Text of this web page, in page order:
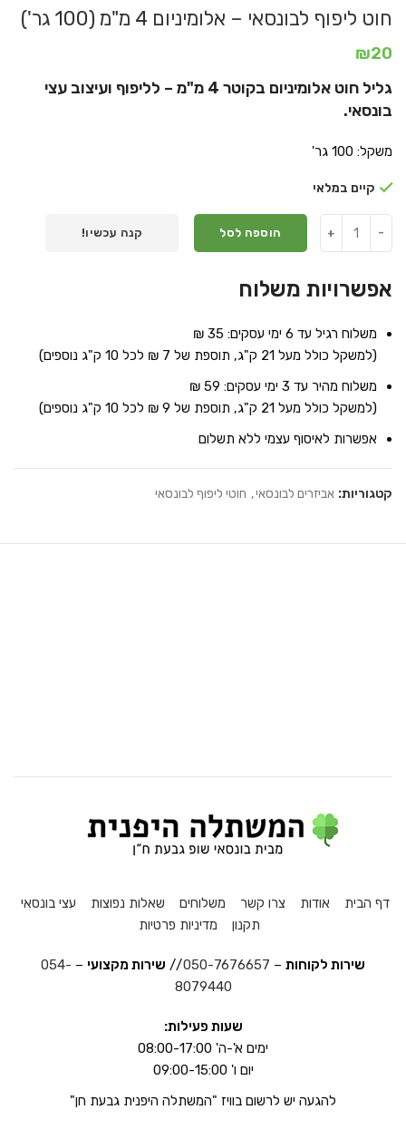
חוט ליפוף לבונסאי – אלומיניום 4 מ"מ (100 גר')
₪20
גליל חוט אלומיניום בקוטר 4 מ"מ – לליפוף ועיצוב עצי
בונסאי.
משקל: 100 גר'
קיים במלאי
הוספה לסל קנה עכשיו!
אפשרויות משלוח
משלוח רגיל עד 6 ימי עסקים: 35 ₪
(למשקל כולל מעל 21 ק"ג, תוספת של 7 ₪ לכל 10 ק"ג נוספים)
משלוח מהיר עד 3 ימי עסקים: 59 ₪
(למשקל כולל מעל 21 ק"ג, תוספת של 9 ₪ לכל 10 ק"ג נוספים)
אפשרות לאיסוף עצמי ללא תשלום
קטגוריות: אביזרים לבונסאי, חוטי ליפוף לבונסאי
דף הבית אודות צרו קשר משלוחים שאלות נפוצות
עצי בונסאי
תקנון
מדיניות פרטיות
שירות לקוחות –
050-7676657
// שירות מקצועי –
054-
8079440
שעות פעילות:
ימים א'-ה' 08:00-17:00
יום ו' 09:00-15:00
להגעה יש לרשום בוויז "המשתלה היפנית גבעת חן"